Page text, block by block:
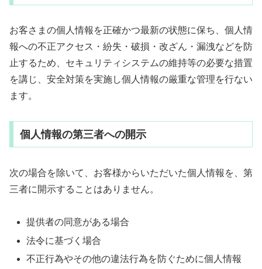
お客さまの個人情報を正確かつ最新の状態に保ち、個人情
報への不正アクセス・紛失・破損・改ざん・漏洩などを防
止するため、セキュリティシステムの維持等の必要な措置
を講じ、安全対策を実施し個人情報の厳重な管理を行ない
ます。
個人情報の第三者への開示
次の場合を除いて、お客様からいただいた個人情報を、第
三者に開示することはありません。
提供者の同意がある場合
法令に基づく場合
不正行為やその他の違法行為を防ぐために個人情報